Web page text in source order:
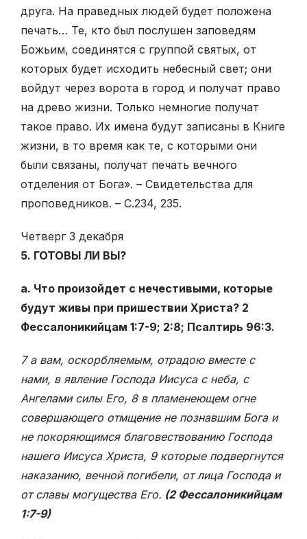
друга. На праведных людей будет положена
печать… Те, кто был послушен заповедям
Божьим, соединятся с группой святых, от
которых будет исходить небесный свет; они
войдут через ворота в город и получат право
на древо жизни. Только немногие получат
такое право. Их имена будут записаны в Книге
жизни, в то время как те, с которыми они
были связаны, получат печать вечного
отделения от Бога». – Свидетельства для
проповедников. – С.234, 235.
Четверг 3 декабря
5. ГОТОВЫ ЛИ ВЫ?
а. Что произойдет с нечестивыми, которые
будут живы при пришествии Христа? 2
Фессалоникийцам 1:7-9; 2:8; Псалтирь 96:3.
7 а вам, оскорбляемым, отрадою вместе с
нами, в явление Господа Иисуса с неба, с
Ангелами силы Его, 8 в пламенеющем огне
совершающего отмщение не познавшим Бога и
не покоряющимся благовествованию Господа
нашего Иисуса Христа, 9 которые подвергнутся
наказанию, вечной погибели, от лица Господа и
от славы могущества Его. (2 Фессалоникийцам
1:7-9)